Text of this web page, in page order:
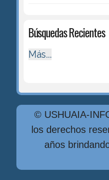
Búsquedas Recientes
Más...
© USHUAIA-
los derechos
años